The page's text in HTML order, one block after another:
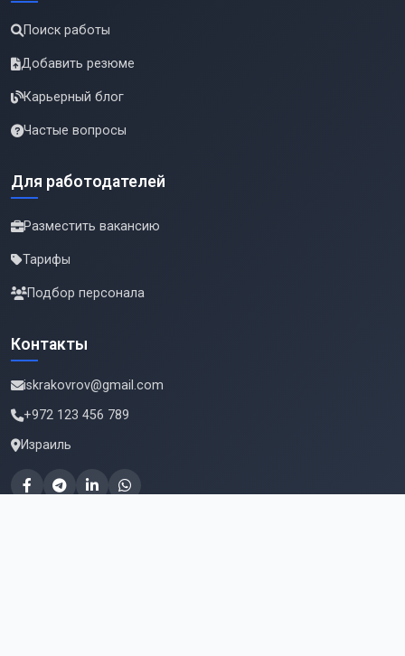
Поиск работы
Добавить резюме
Карьерный блог
Частые вопросы
Для работодателей
Разместить вакансию
Тарифы
Подбор персонала
Контакты
iskrakovrov@gmail.com
+972 123 456 789
Израиль